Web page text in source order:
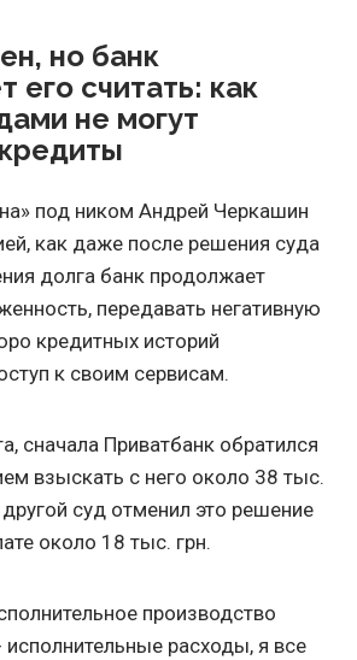
но банк
его считать: как
не могут
под ником Андрей Черкашин
как даже после решения суда
долга банк продолжает
передавать негативную
кредитных историй
к своим сервисам.
сначала Приватбанк обратился
взыскать с него около 38 тыс.
суд отменил это решение
около 18 тыс. грн.
производство
расходы, я все